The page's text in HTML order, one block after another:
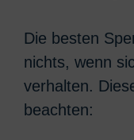
Die besten
nichts, wenn
verhalten.
beachten: